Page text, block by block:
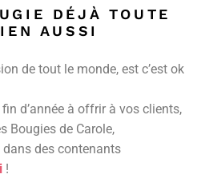
DÉJÀ TOUTE
AUSSI
de tout le monde, est c’est ok
d’année à offrir à vos clients,
Bougies de Carole,
des contenants
!